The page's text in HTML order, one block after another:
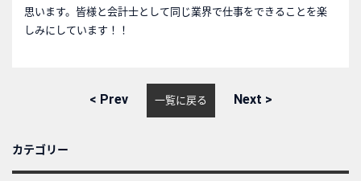
思います。皆様と会計士として同じ業界で仕事をできることを楽
しみにしています！！
< Prev 一覧に戻る Next >
カテゴリー